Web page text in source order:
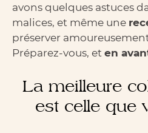
avons quelques astuces
malices, et même une
préserver
Préparez-vous, et en
La meilleure
est celle que